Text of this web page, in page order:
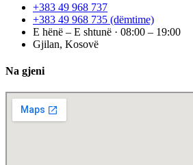
+383 49 968 737
+383 49 968 735 (dëmtime)
E hënë – E shtunë · 08:00 – 19:00
Gjilan, Kosovë
Na gjeni